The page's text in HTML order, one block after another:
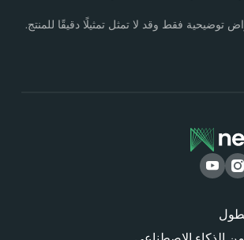
فقط وقد لا تمثل تمثيلًا دقيقًا للمنتج.